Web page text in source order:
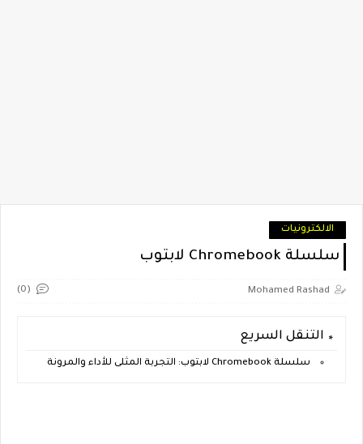
الالكترونيات
سلسلة Chromebook لابتوب
Mohamed Rashad
(0)
التنقل السريع
سلسلة Chromebook لابتوب: التجربة المثلى للأداء والمرونة